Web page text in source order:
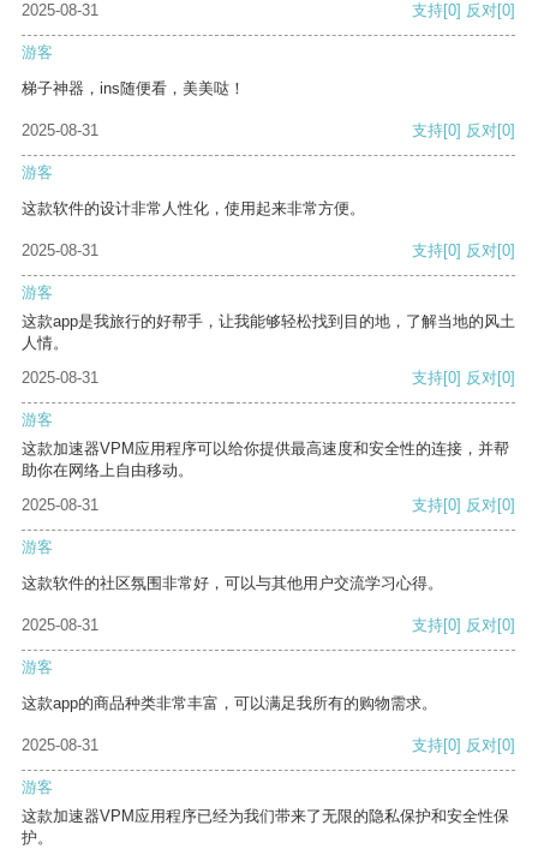
2025-08-31 支持[0] 反对[0]
游客
梯子神器，ins随便看，美美哒！
2025-08-31 支持[0] 反对[0]
游客
这款软件的设计非常人性化，使用起来非常方便。
2025-08-31 支持[0] 反对[0]
游客
这款app是我旅行的好帮手，让我能够轻松找到目的地，了解当地的风土
人情。
2025-08-31
支持[0] 反对[0]
游客
这款加速器VPM应用程序可以给你提供最高速度和安全性的连接，并帮
助你在网络上自由移动。
2025-08-31
支持[0] 反对[0]
游客
这款软件的社区氛围非常好，可以与其他用户交流学习心得。
2025-08-31 支持[0] 反对[0]
游客
这款app的商品种类非常丰富，可以满足我所有的购物需求。
2025-08-31 支持[0] 反对[0]
游客
这款加速器VPM应用程序已经为我们带来了无限的隐私保护和安全性保
护。